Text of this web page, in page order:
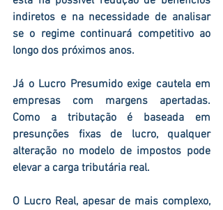
indiretos e na necessidade de analisar
se o regime continuará competitivo ao
longo dos próximos anos.
Já o Lucro Presumido exige cautela em
empresas com margens apertadas.
Como a tributação é baseada em
presunções fixas de lucro, qualquer
alteração no modelo de impostos pode
elevar a carga tributária real.
O Lucro Real, apesar de mais complexo,